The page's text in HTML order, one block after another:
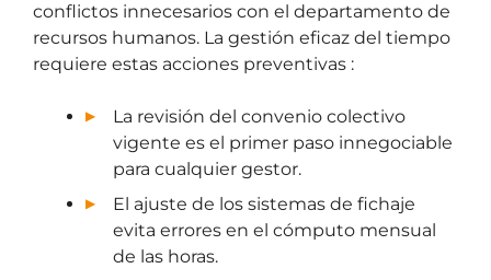
conflictos innecesarios con el departamento de
recursos humanos. La gestión eficaz del tiempo
requiere estas acciones preventivas :
La revisión del convenio colectivo
vigente es el primer paso innegociable
para cualquier gestor.
El ajuste de los sistemas de fichaje
evita errores en el cómputo mensual
de las horas.